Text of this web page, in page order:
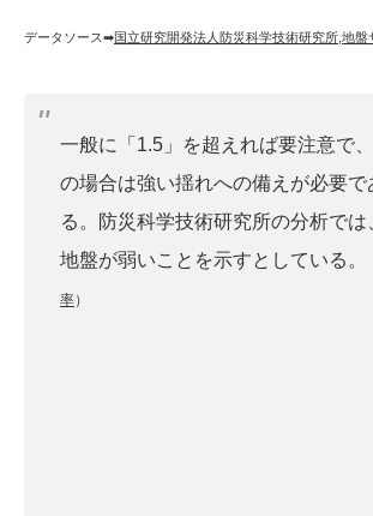
データソース➡︎国立研究開発法人防災科学技術研究所 地盤
一般に「1.5」を超えれば要注意で
の場合は強い揺れへの備えが必要で
る。防災科学技術研究所の分析では
地盤が弱いことを示すとしている。
率）